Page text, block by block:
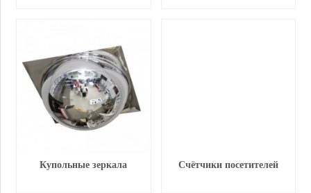
Купольные зеркала Счётчики посетителей